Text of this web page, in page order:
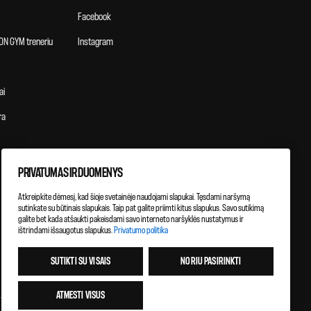
GYM treneriu
Facebook
Instagram
PRIVATUMAS IR DUOMENYS
Atkreipkite dėmesį, kad šioje svetainėje naudojami slapukai. Tęsdami naršymą
sutinkate su būtinais slapukais. Taip pat galite priimti kitus slapukus. Savo sutikimą
galite bet kada atšaukti pakeisdami savo interneto naršyklės nustatymus ir
ištrindami išsaugotus slapukus. Privatumo politika
SUTIKTI SU VISAIS NORIU PASIRINKTI
ATMESTI VISUS